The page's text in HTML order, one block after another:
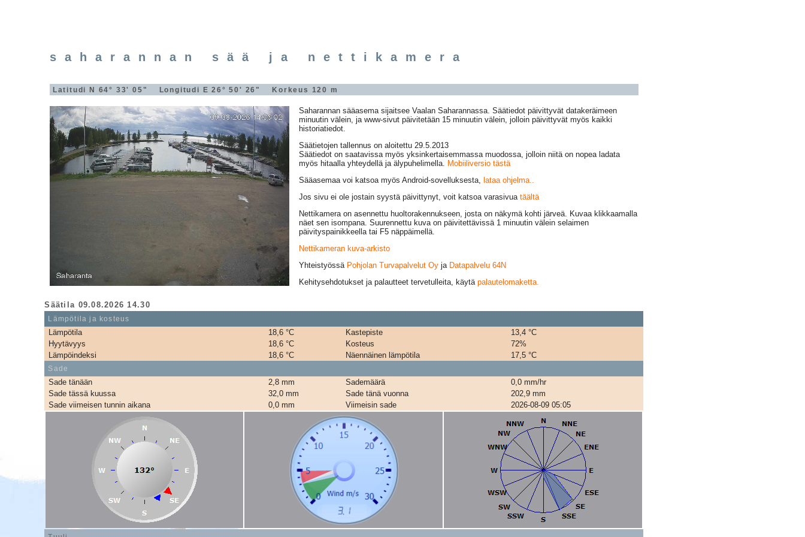
saharannan sää ja nettikamera
Latitudi N 64° 33' 05" Longitudi E 26° 50' 26" Korkeus 120 m
Saharannan sääasema sijaitsee Vaalan Saharannassa. Säätiedot päivittyvät datakeräimeen
minuutin välein, ja www-sivut päivitetään 15 minuutin välein, jolloin päivittyvät myös kaikki
historiatiedot.
Säätietojen tallennus on aloitettu 29.5.2013
Säätiedot on saatavissa myös yksinkertaisemmassa muodossa, jolloin niitä on nopea ladata
myös hitaalla yhteydellä ja älypuhelimella. Mobiiliversio tästä
Sääasemaa voi katsoa myös Android-sovelluksesta, lataa ohjelma..
Jos sivu ei ole jostain syystä päivittynyt, voit katsoa varasivuatäältä
Nettikamera on asennettu huoltorakennukseen, josta on näkymä kohti järveä. Kuvaa klikkaamalla
näet sen isompana. Suurennettu kuva on päivitettävissä 1 minuutin välein selaimen
päivityspainikkeella tai F5 näppäimellä.
Nettikameran kuva-arkisto
Yhteistyössä Pohjolan Turvapalvelut Oy ja Datapalvelu 64N
Kehitysehdotukset ja palautteet tervetulleita, käytäpalautelomaketta.
Säätila 09.08.2026 14.30
Lämpötila ja kosteus
Lämpötila 18,6 °C Kastepiste
13,4 °C
Hyytävyys
18,6 °C Kosteus
72%
Lämpöindeksi
18,6 °C Näennäinen lämpötila 17,5 °C
Sade
Sade tänään 2,8 mm Sademäärä
0,0 mm/hr
Sade tässä kuussa
32,0 mm Sade tänä vuonna
202,9 mm
Sade viimeisen tunnin aikana
0,0 mm Viimeisin sade 2026-08-09 05:05